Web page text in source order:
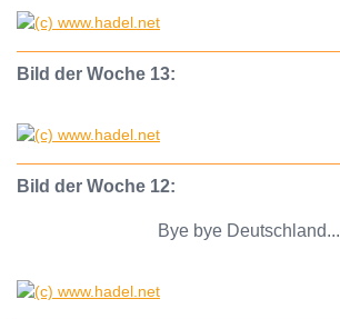
Bild der Woche 13:
Bild der Woche 12:
Bye bye Deutschland...